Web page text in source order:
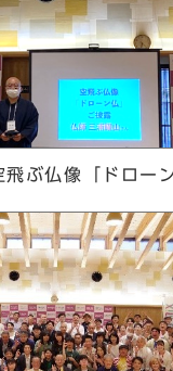
飛ぶ仏像「ドロー